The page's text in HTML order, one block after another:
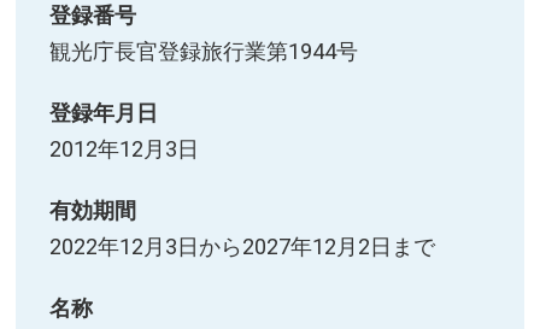
登録番号
観光庁長官登録旅行業第1944号
登録年月日
2012年12月3日
有効期間
2022年12月3日から2027年12月2日まで
名称